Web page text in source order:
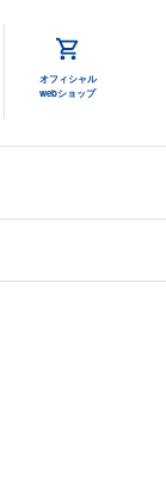
オフィシャル
webショップ